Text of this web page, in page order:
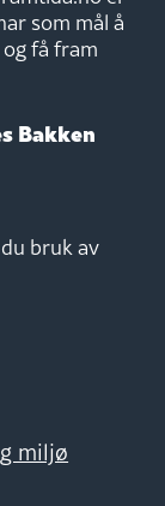
som mål å
få fram
Bakken
bruk av
miljø